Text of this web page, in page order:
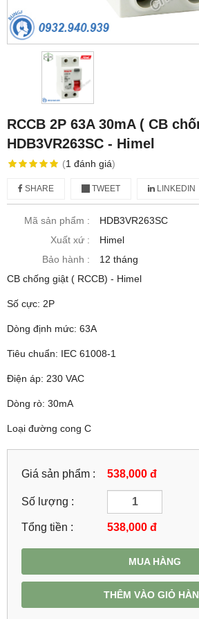
RCCB 2P 63A 30mA ( CB
HDB3VR263SC - Himel
(1 đánh giá)
SHARE TWEET LINKEDIN
Mã sản phẩm :
HDB3VR263SC
Xuất xứ :
Himel
Bảo hành :
12 tháng
CB chống giật ( RCCB) - Himel
Số cực: 2P
Dòng định mức: 63A
Tiêu chuẩn: IEC 61008-1
Điện áp: 230 VAC
Dòng rò: 30mA
Loại đường cong C
Giá sản phẩm : 538,000 đ
Số lượng :
Tổng tiền : 538,000 đ
MUA HÀNG
THÊM VÀO GIỎ